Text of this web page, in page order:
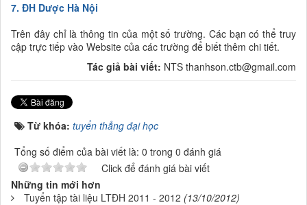
7. ĐH Dược Hà Nội
Trên đây chỉ là thông tin của một số trường. Các bạn có thể truy
cập trực tiếp vào Website của các trường để biết thêm chi tiết.
Tác giả bài viết: NTS thanhson.ctb@gmail.com
Từ khóa: tuyển thẳng đại học
Tổng số điểm của bài viết là: 0 trong 0 đánh giá
Click để đánh giá bài viết
Những tin mới hơn
Tuyển tập tài liệu LTĐH 2011 - 2012 (13/10/2012)